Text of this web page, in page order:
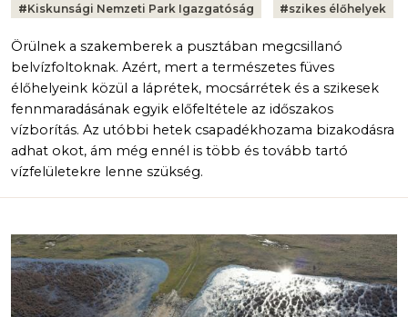
Tags:
#Kiskunsági Nemzeti Park Igazgatóság #szikes élőhelyek
Örülnek a szakemberek a pusztában megcsillanó
belvízfoltoknak. Azért, mert a természetes füves
élőhelyeink közül a láprétek, mocsárrétek és a szikesek
fennmaradásának egyik előfeltétele az időszakos
vízborítás. Az utóbbi hetek csapadékhozama bizakodásra
adhat okot, ám még ennél is több és tovább tartó
vízfelületekre lenne szükség.